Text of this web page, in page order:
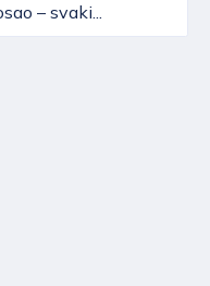
– svaki...